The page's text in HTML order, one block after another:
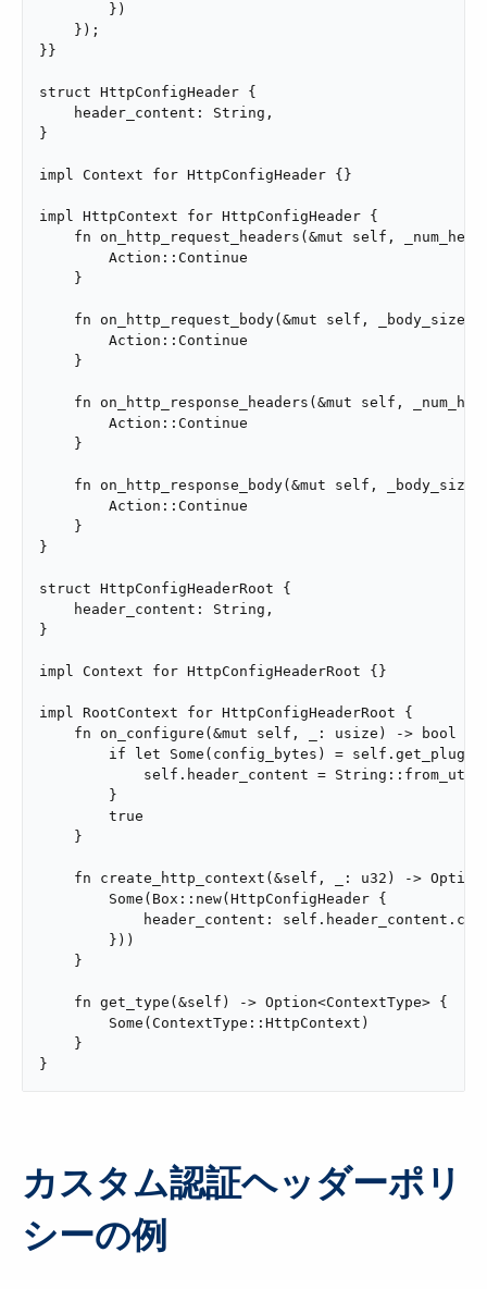
        })
    });
}}
struct HttpConfigHeader {
    header_content: String,
}
impl Context for HttpConfigHeader {}
impl HttpContext for HttpConfigHeader {
fn on_http_request_headers(&mut self,
        Action::Continue
    }
fn on_http_request_body(&mut self, _body_size:
        Action::Continue
    }
fn on_http_response_headers(&mut self,
        Action::Continue
    }
fn on_http_response_body(&mut self,
        Action::Continue
    }
}
struct HttpConfigHeaderRoot {
    header_content: String,
}
impl Context for HttpConfigHeaderRoot {}
impl RootContext for HttpConfigHeaderRoot {
    fn on_configure(&mut self, _: usize) -> bool {
if let Some(config_bytes) =
self.header_content =
        }
        true
    }
fn create_http_context(&self, _: u32) ->
        Some(Box::new(HttpConfigHeader {
header_content:
        }))
    }
    fn get_type(&self) -> Option<ContextType> {
        Some(ContextType::HttpContext)
    }
}
カスタム認証ヘッダーポリ
シーの例